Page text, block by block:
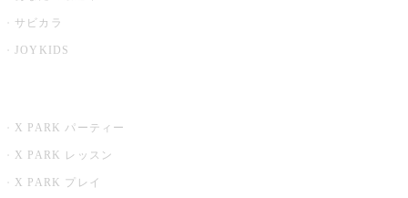
サビカラ
JOYKIDS
X PARK パーティー
X PARK レッスン
X PARK プレイ